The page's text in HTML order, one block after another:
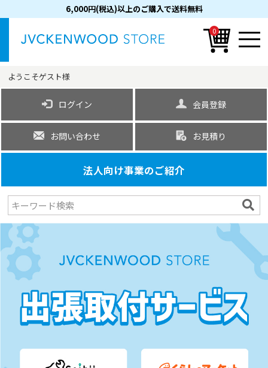
6,000円(税込)以上のご購入で送料無料
0
ようこそゲスト様
ログイン 会員登録
お問い合わせ お見積り
法人向け事業のご紹介